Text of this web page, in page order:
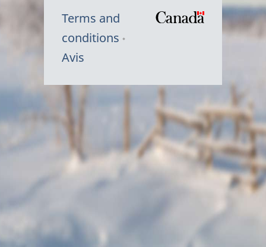
Terms and
conditions
Avis
Symbole
Canada